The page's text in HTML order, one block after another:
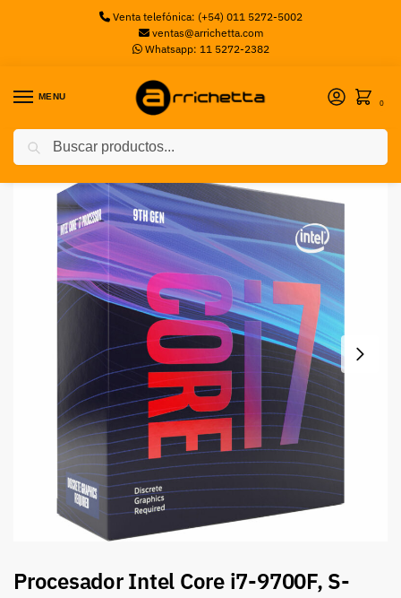
Venta telefónica: (+54) 011 5272-5002
ventas@arrichetta.com
Whatsapp: 11 5272-2382
MENU
0
Inicio Procesadores Intel / Procesador Intel Core i7-9700F, S-1151, C/Cooler, S/Video
Procesador Intel Core i7-9700F, S-